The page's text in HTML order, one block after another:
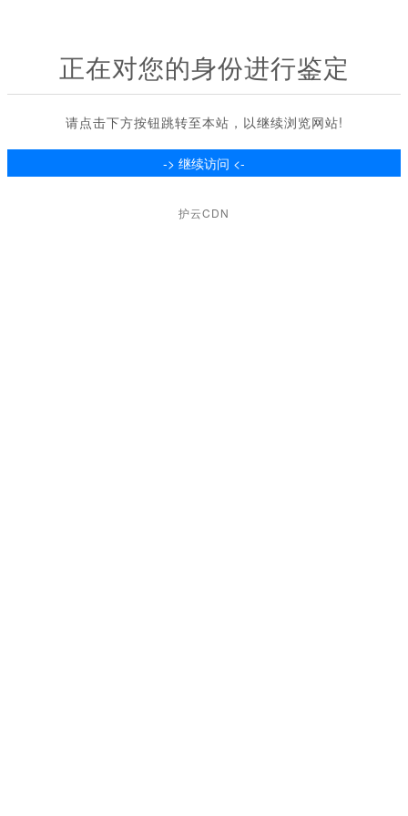
正在对您的身份进行鉴定
请点击下方按钮跳转至本站，以继续浏览网站!
护云CDN